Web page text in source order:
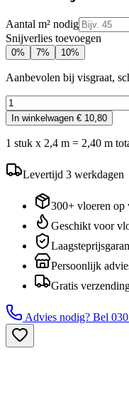
Aantal m² nodig
Snijverlies toevoegen
0% 7% 10%
Aanbevolen bij visgraat,
In winkelwagen € 10,80
1 stuk x 2,4 m = 2,40 m
Levertijd 3 werkdagen
300+ vloeren op
Geschikt voor
Persoonlijk
Gratis
Advies nodig? Bel